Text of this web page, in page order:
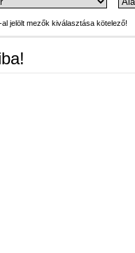
al jelölt mezők kiválasztása kötelező!